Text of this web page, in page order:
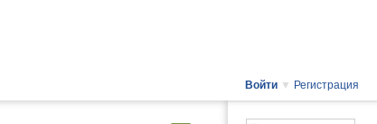
Войти ▼ Регистрация